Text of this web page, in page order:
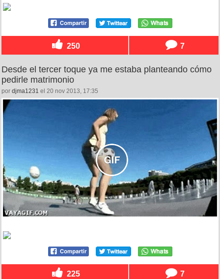
250 7
Desde el tercer toque ya me estaba planteando cómo
pedirle matrimonio
por djma1231 el 20 nov 2013, 17:35
225 7